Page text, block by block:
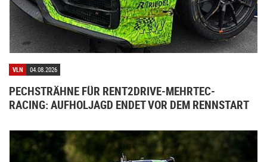
VLN 04.08.2026
PECHSTRÄHNE FÜR RENT2DRIVE-MEHRTEC-
RACING: AUFHOLJAGD ENDET VOR DEM RENNSTART